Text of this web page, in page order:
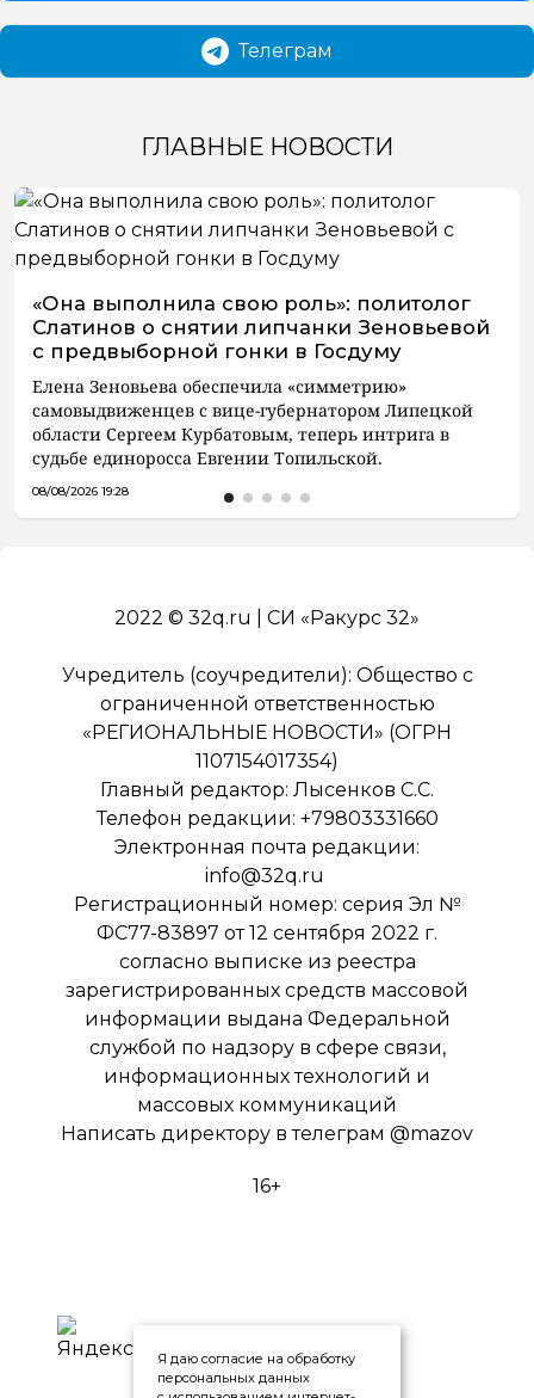
Телеграм
ГЛАВНЫЕ НОВОСТИ
«Она выполнила свою роль»: политолог
Слатинов о снятии липчанки Зеновьевой
с предвыборной гонки в Госдуму
Елена Зеновьева обеспечила «симметрию»
самовыдвиженцев с вице-губернатором Липецкой
области Сергеем Курбатовым, теперь интрига в
судьбе единоросса Евгении Топильской.
08/08/2026 19:28
2022 © 32q.ru | СИ «Ракурс 32»
Учредитель (соучредители): Общество с
ограниченной ответственностью
«РЕГИОНАЛЬНЫЕ НОВОСТИ» (ОГРН
1107154017354)
Главный редактор: Лысенков С.С.
Телефон редакции: +79803331660
Электронная почта редакции:
info@32q.ru
Регистрационный номер: серия Эл №
ФС77-83897 от 12 сентября 2022 г.
согласно выписке из реестра
зарегистрированных средств массовой
информации выдана Федеральной
службой по надзору в сфере связи,
информационных технологий и
массовых коммуникаций
Написать директору в телеграм @mazov
16+
Я даю согласие на обработку
персональных данных